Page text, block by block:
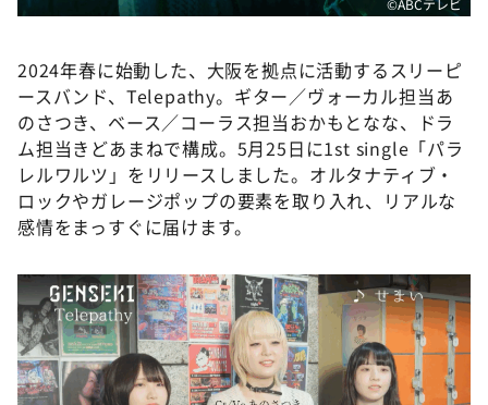
2024年春に始動した、大阪を拠点に活動するスリーピ
ースバンド、Telepathy。ギター／ヴォーカル担当あ
のさつき、ベース／コーラス担当おかもとなな、ドラ
ム担当きどあまねで構成。5月25日に1st single「パラ
レルワルツ」をリリースしました。オルタナティブ・
ロックやガレージポップの要素を取り入れ、リアルな
感情をまっすぐに届けます。